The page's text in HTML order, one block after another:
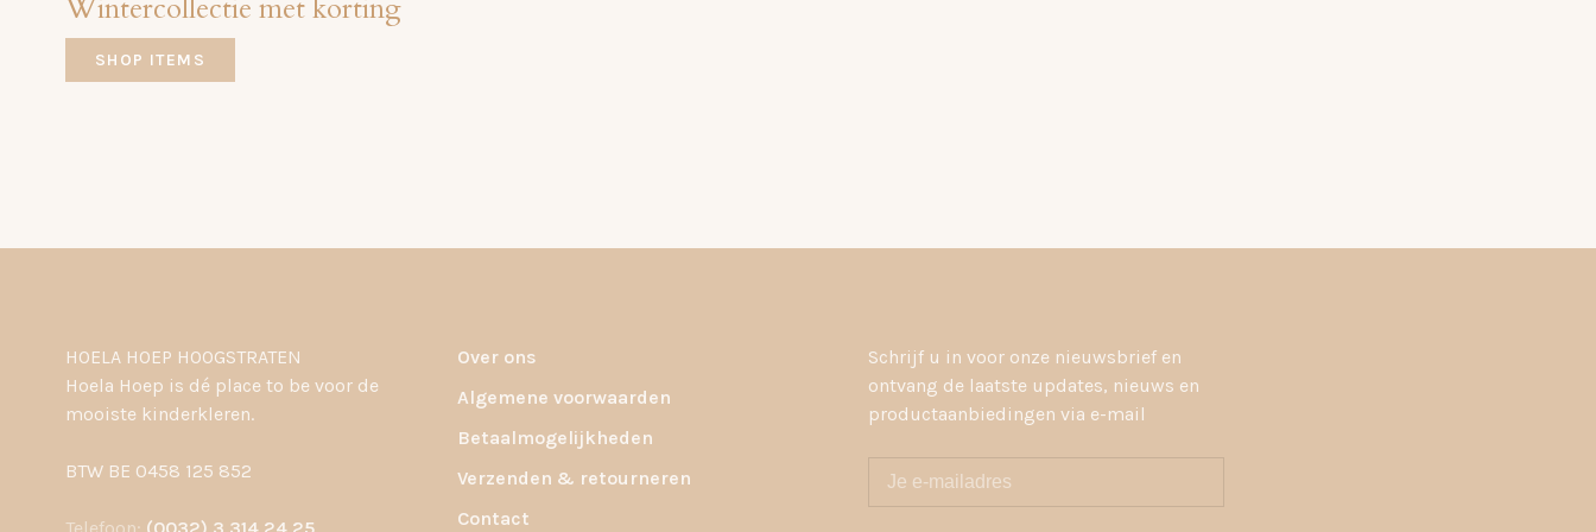
Wintercollectie met korting
SHOP ITEMS
HOELA HOEP HOOGSTRATEN
Hoela Hoep is dé place to be voor de
mooiste kinderkleren.
BTW BE 0458 125 852
Over ons
Algemene voorwaarden
Betaalmogelijkheden
Verzenden & retourneren
Contact
Schrijf u in voor onze nieuwsbrief en
ontvang de laatste updates, nieuws en
productaanbiedingen via e-mail